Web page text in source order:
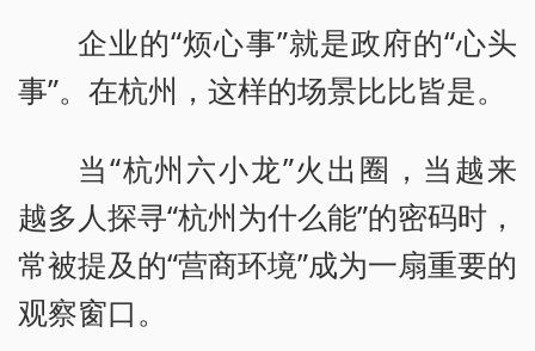
企业的“烦心事”就是政府的“心头
事”。在杭州，这样的场景比比皆是。
当“杭州六小龙”火出圈，当越来
越多人探寻“杭州为什么能”的密码时，
常被提及的“营商环境”成为一扇重要的
观察窗口。